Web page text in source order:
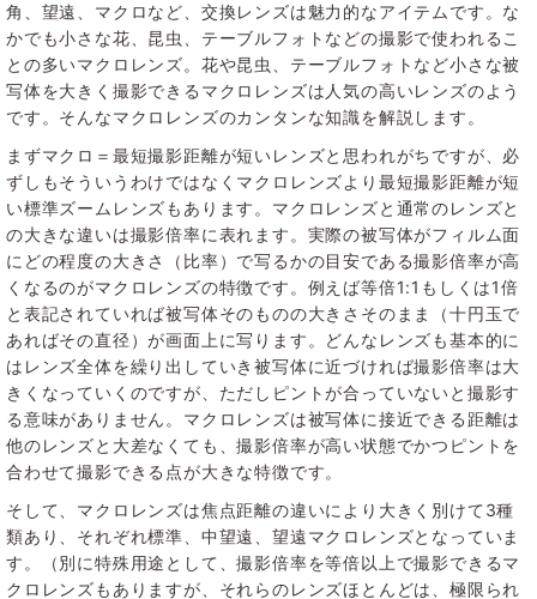
角、望遠、マクロなど、交換レンズは魅力的なアイテムです。な
かでも小さな花、昆虫、テーブルフォトなどの撮影で使われるこ
との多いマクロレンズ。花や昆虫、テーブルフォトなど小さな被
写体を大きく撮影できるマクロレンズは人気の高いレンズのよう
です。そんなマクロレンズのカンタンな知識を解説します。
まずマクロ＝最短撮影距離が短いレンズと思われがちですが、必
ずしもそういうわけではなくマクロレンズより最短撮影距離が短
い標準ズームレンズもあります。マクロレンズと通常のレンズと
の大きな違いは撮影倍率に表れます。実際の被写体がフィルム面
にどの程度の大きさ（比率）で写るかの目安である撮影倍率が高
くなるのがマクロレンズの特徴です。例えば等倍1:1もしくは1倍
と表記されていれば被写体そのものの大きさそのまま（十円玉で
あればその直径）が画面上に写ります。どんなレンズも基本的に
はレンズ全体を繰り出していき被写体に近づければ撮影倍率は大
きくなっていくのですが、ただしピントが合っていないと撮影す
る意味がありません。マクロレンズは被写体に接近できる距離は
他のレンズと大差なくても、撮影倍率が高い状態でかつピントを
合わせて撮影できる点が大きな特徴です。
そして、マクロレンズは焦点距離の違いにより大きく別けて3種
類あり、それぞれ標準、中望遠、望遠マクロレンズとなっていま
す。（別に特殊用途として、撮影倍率を等倍以上で撮影できるマ
クロレンズもありますが、それらのレンズほとんどは、極限られ